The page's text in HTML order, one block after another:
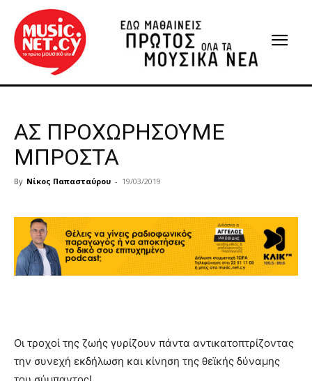
ΑΣ ΠΡΟΧΩΡΗΣΟΥΜΕ
ΜΠΡΟΣΤΑ
By Νίκος Παπασταύρου - 19/03/2019
Οι τροχοί της ζωής γυρίζουν πάντα αντικατοπτρίζοντας
την συνεχή εκδήλωση και κίνηση της θεϊκής δύναμης